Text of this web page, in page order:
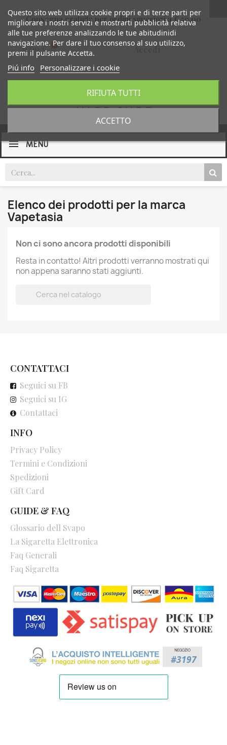
Consegna gratuita per ordini superiori a € 59,00
0,00 €
MENU
Elenco dei prodotti per la marca
Vapetasia
Non ci sono ancora prodotti disponibili
Resta in contatto! Altri prodotti verranno mostrati qui
non appena saranno stati aggiunti.
CONTATTACI
Seguici su FB
Seguici su IG
Contattaci
INFO
Privacy Policy
Termini e Condizioni
Spedizioni
Gift Card
GUIDE & FAQ
Glossario dell Svapo
La Sigaretta Elettronica
Faq Generali
Faq Sigaretta
Questo sito web utilizza cookie propri e di terze parti per
migliorare i nostri servizi e mostrarti pubblicità relativa
alle tue preferenze analizzando le tue abitudinidi
navigazione. Per dare il tuo consenso al suo utilizzo,
premi il pulsante Accetta.
Piú info Personalizzare i cookie
RIFIUTA TUTTI
ACCETTO